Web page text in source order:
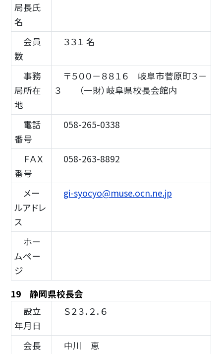
局長氏
名
会員
数
３３１ 名
事務
局所在
地
〒５００－８８１６ 岐阜市菅原町３－
３ （一財）岐阜県校長会館内
電話
番号
058-265-0338
ＦＡＸ
番号
058-263-8892
メー
ルアドレ
ス
gi-syocyo@muse.ocn.ne.jp
ホー
ムペー
ジ
19 静岡県校長会
設立
年月日
Ｓ２３．２．６
会長
中川 恵